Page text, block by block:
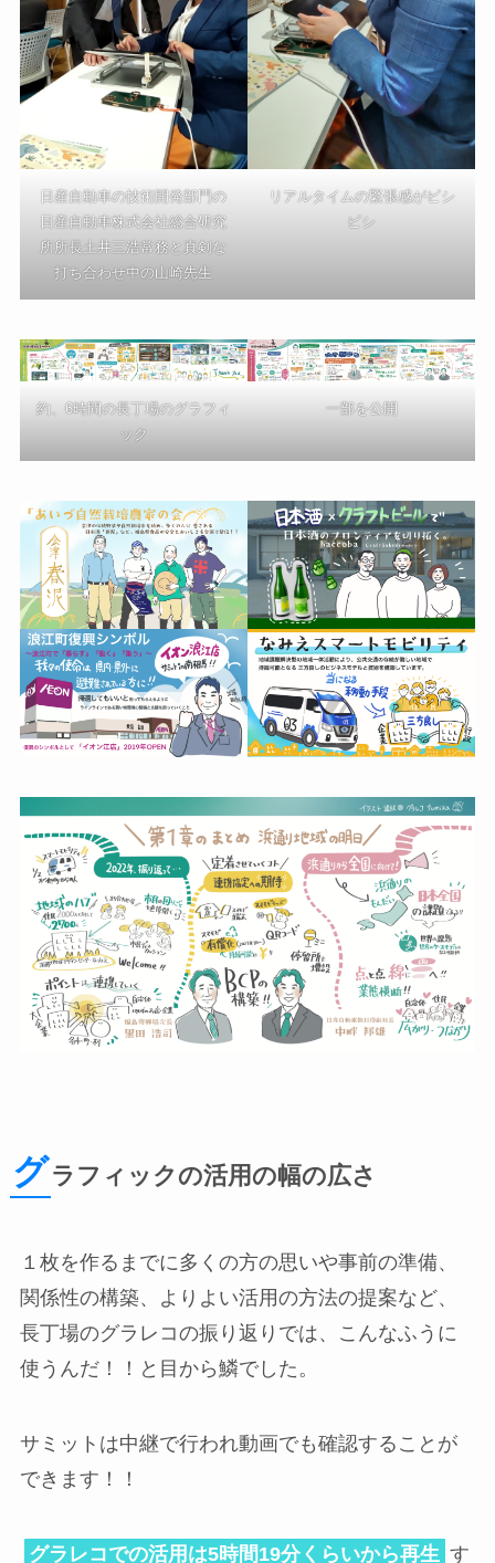
日産自動車の技術開発部門の
日産自動車株式会社総合研究
所所長土井三浩常務と真剣な
打ち合わせ中の山崎先生
リアルタイムの緊張感がビシ
ビシ
約、6時間の長丁場のグラフィ
ック
一部を公開
グラフィックの活用の幅の広さ
１枚を作るまでに多くの方の思いや事前の準備、
関係性の構築、よりよい活用の方法の提案など、
長丁場のグラレコの振り返りでは、こんなふうに
使うんだ！！と目から鱗でした。
サミットは中継で行われ動画でも確認することが
できます！！
グラレコでの活用は5時間19分くらいから再生 す